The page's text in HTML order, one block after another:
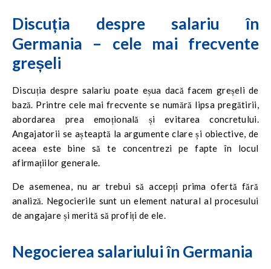
Discuția despre salariu în
Germania – cele mai frecvente
greșeli
Discuția despre salariu poate eșua dacă facem greșeli de
bază. Printre cele mai frecvente se numără lipsa pregătirii,
abordarea prea emoțională și evitarea concretului.
Angajatorii se așteaptă la argumente clare și obiective, de
aceea este bine să te concentrezi pe fapte în locul
afirmațiilor generale.
De asemenea, nu ar trebui să accepți prima ofertă fără
analiză. Negocierile sunt un element natural al procesului
de angajare și merită să profiți de ele.
Negocierea salariului în Germania